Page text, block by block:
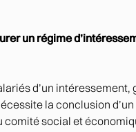
un régime
d’un
la conclusion
social et